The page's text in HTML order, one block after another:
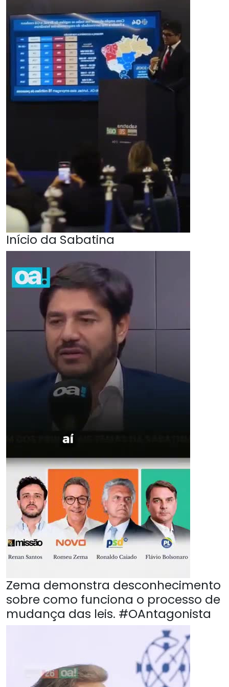
Início da Sabatina
Zema demonstra desconhecimento
sobre como funciona o processo de
mudança das leis. #OAntagonista